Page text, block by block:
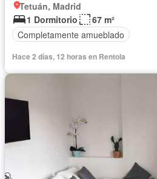
Tetuán, Madrid
1 Dormitorio
67 m²
Completamente amueblado
Hace 2 días, 12 horas en Rentola